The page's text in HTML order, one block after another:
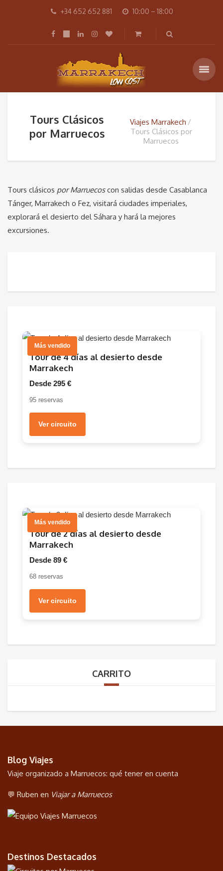
+34 652 652 881 10:00 – 18:00
Tours Clásicos
por Marruecos
Viajes Marrakech
Tours Clásicos por
Marruecos
Tours clásicos por Marruecoscon salidas desde Casablanca
Tánger, Marrakech o Fez, visitará ciudades imperiales,
explorará el desierto del Sáhara y hará la mejores
excursiones.
Más vendido
Tour de 4 días al desierto desde
Marrakech
Desde 295 €
95 reservas
Ver circuito
Más vendido
Tour de 2 días al desierto desde
Marrakech
Desde 89 €
68 reservas
Ver circuito
CARRITO
Blog Viajes
Viaje organizado a Marruecos: qué tener en cuenta
💬 Ruben en Viajar a Marruecos
Destinos Destacados